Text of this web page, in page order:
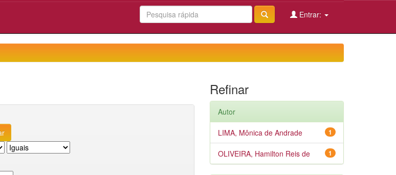
Entrar:
Refinar
Autor
1
LIMA, Mônica de Andrade
1
OLIVEIRA, Hamilton Reis de